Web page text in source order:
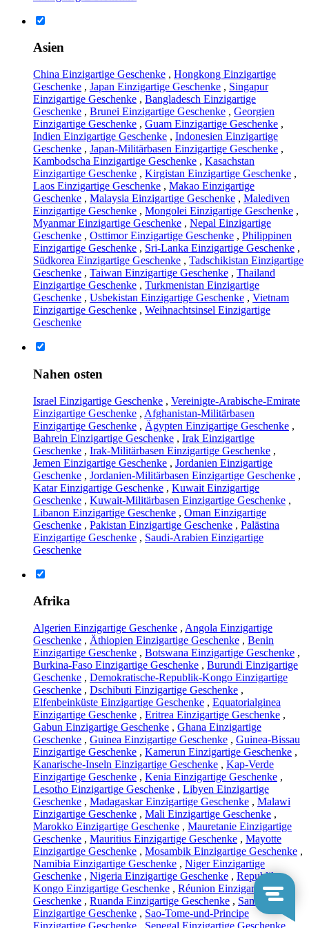
Asien
China Einzigartige Geschenke , Hongkong Einzigartige
Geschenke , Japan Einzigartige Geschenke , Singapur
Einzigartige Geschenke , Bangladesch Einzigartige
Geschenke , Brunei Einzigartige Geschenke , Georgien
Einzigartige Geschenke , Guam Einzigartige Geschenke ,
Indien Einzigartige Geschenke , Indonesien Einzigartige
Geschenke , Japan-Militärbasen Einzigartige Geschenke ,
Kambodscha Einzigartige Geschenke , Kasachstan
Einzigartige Geschenke , Kirgistan Einzigartige Geschenke ,
Laos Einzigartige Geschenke , Makao Einzigartige
Geschenke , Malaysia Einzigartige Geschenke , Malediven
Einzigartige Geschenke , Mongolei Einzigartige Geschenke ,
Myanmar Einzigartige Geschenke , Nepal Einzigartige
Geschenke , Osttimor Einzigartige Geschenke , Philippinen
Einzigartige Geschenke , Sri-Lanka Einzigartige Geschenke ,
Südkorea Einzigartige Geschenke , Tadschikistan Einzigartige
Geschenke , Taiwan Einzigartige Geschenke , Thailand
Einzigartige Geschenke , Turkmenistan Einzigartige
Geschenke , Usbekistan Einzigartige Geschenke , Vietnam
Einzigartige Geschenke , Weihnachtsinsel Einzigartige
Geschenke
Nahen osten
Israel Einzigartige Geschenke , Vereinigte-Arabische-Emirate
Einzigartige Geschenke , Afghanistan-Militärbasen
Einzigartige Geschenke , Ägypten Einzigartige Geschenke ,
Bahrein Einzigartige Geschenke , Irak Einzigartige
Geschenke , Irak-Militärbasen Einzigartige Geschenke ,
Jemen Einzigartige Geschenke , Jordanien Einzigartige
Geschenke , Jordanien-Militärbasen Einzigartige Geschenke ,
Katar Einzigartige Geschenke , Kuwait Einzigartige
Geschenke , Kuwait-Militärbasen Einzigartige Geschenke ,
Libanon Einzigartige Geschenke , Oman Einzigartige
Geschenke , Pakistan Einzigartige Geschenke , Palästina
Einzigartige Geschenke , Saudi-Arabien Einzigartige
Geschenke
Afrika
Algerien Einzigartige Geschenke , Angola Einzigartige
Geschenke , Äthiopien Einzigartige Geschenke , Benin
Einzigartige Geschenke , Botswana Einzigartige Geschenke ,
Burkina-Faso Einzigartige Geschenke , Burundi Einzigartige
Geschenke , Demokratische-Republik-Kongo Einzigartige
Geschenke , Dschibuti Einzigartige Geschenke ,
Elfenbeinküste Einzigartige Geschenke , Equatorialginea
Einzigartige Geschenke , Eritrea Einzigartige Geschenke ,
Gabun Einzigartige Geschenke , Ghana Einzigartige
Geschenke , Guinea Einzigartige Geschenke , Guinea-Bissau
Einzigartige Geschenke , Kamerun Einzigartige Geschenke ,
Kanarische-Inseln Einzigartige Geschenke , Kap-Verde
Einzigartige Geschenke , Kenia Einzigartige Geschenke ,
Lesotho Einzigartige Geschenke , Libyen Einzigartige
Geschenke , Madagaskar Einzigartige Geschenke , Malawi
Einzigartige Geschenke , Mali Einzigartige Geschenke ,
Marokko Einzigartige Geschenke , Mauretanie Einzigartige
Geschenke , Mauritius Einzigartige Geschenke , Mayotte
Einzigartige Geschenke , Mosambik Einzigartige Geschenke ,
Namibia Einzigartige Geschenke , Niger Einzigartige
Geschenke , Nigeria Einzigartige Geschenke , Republik-
Kongo Einzigartige Geschenke , Réunion Einzigartige
Geschenke , Ruanda Einzigartige Geschenke , Sambia
Einzigartige Geschenke , Sao-Tome-und-Principe
Einzigartige Geschenke
Senegal Einzigartige Geschenke